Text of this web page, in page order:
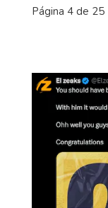
Página 4 de 25